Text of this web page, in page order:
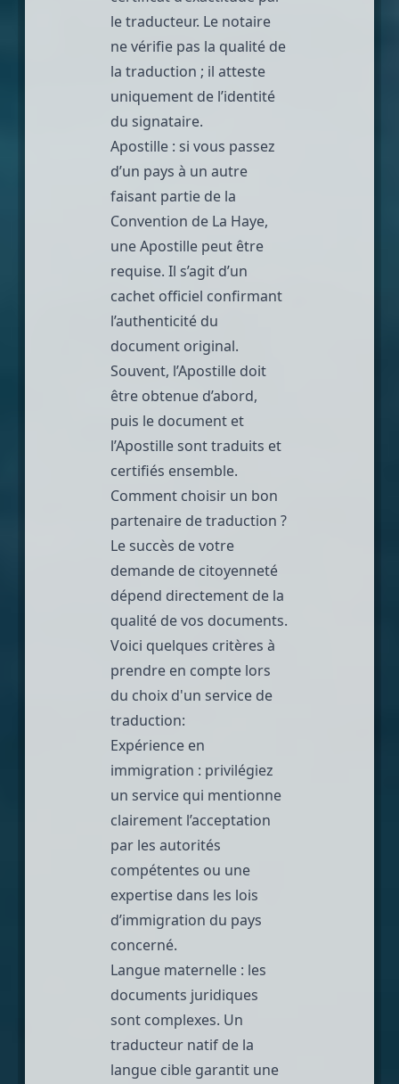
le traducteur. Le notaire
ne vérifie pas la qualité de
la traduction ; il atteste
uniquement de l’identité
du signataire.
Apostille : si vous passez
d’un pays à un autre
faisant partie de la
Convention de La Haye,
une Apostille peut être
requise. Il s’agit d’un
cachet officiel confirmant
l’authenticité du
document original.
Souvent, l’Apostille doit
être obtenue d’abord,
puis le document et
l’Apostille sont traduits et
certifiés ensemble.
Comment choisir un bon
partenaire de traduction ?
Le succès de votre
demande de citoyenneté
dépend directement de la
qualité de vos documents.
Voici quelques critères à
prendre en compte lors
du choix d'un service de
traduction:
Expérience en
immigration : privilégiez
un service qui mentionne
clairement l’acceptation
par les autorités
compétentes ou une
expertise dans les lois
d’immigration du pays
concerné.
Langue maternelle : les
documents juridiques
sont complexes. Un
traducteur natif de la
langue cible garantit une